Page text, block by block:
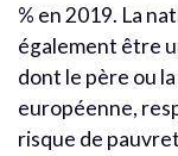
% en 2019. La
également être
dont le père ou
européenne,
risque de